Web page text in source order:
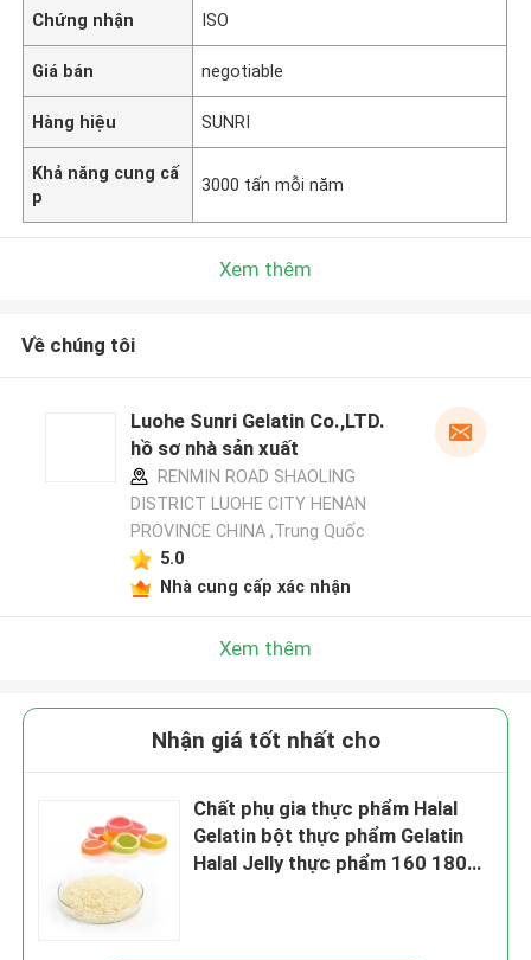
Chứng nhận ISO
Giá bán negotiable
Hàng hiệu SUNRI
Khả năng cung cấ
p
3000 tấn mỗi năm
Xem thêm
Về chúng tôi
Luohe Sunri Gelatin Co.,LTD.
hồ sơ nhà sản xuất
RENMIN ROAD SHAOLING
DISTRICT LUOHE CITY HENAN
PROVINCE CHINA ,Trung Quốc
5.0
Nhà cung cấp xác nhận
Xem thêm
Nhận giá tốt nhất cho
Chất phụ gia thực phẩm Halal
Gelatin bột thực phẩm Gelatin
Halal Jelly thực phẩm 160 180